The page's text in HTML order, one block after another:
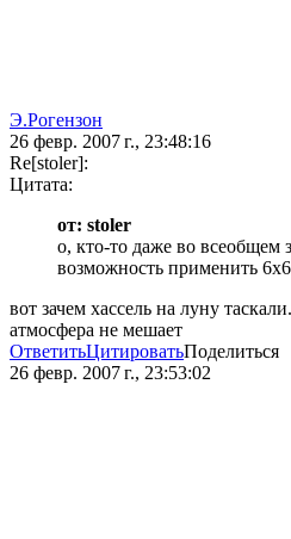
Э.Рогензон
26 февр. 2007 г., 23:48:16
Re[stoler]:
Цитата:
от: stoler
о, кто-то даже во всеобщем
возможность применить
вот зачем хассель на луну
атмосфера не мешает
ОтветитьЦитироватьПоделиться
26 февр. 2007 г., 23:53:02